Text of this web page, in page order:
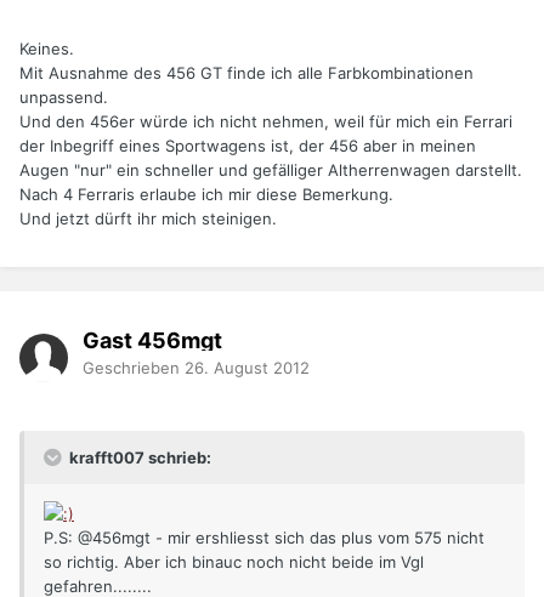
Keines.
Mit Ausnahme des 456 GT finde ich alle Farbkombinationen
unpassend.
Und den 456er würde ich nicht nehmen, weil für mich ein Ferrari
der Inbegriff eines Sportwagens ist, der 456 aber in meinen
Augen "nur" ein schneller und gefälliger Altherrenwagen darstellt.
Nach 4 Ferraris erlaube ich mir diese Bemerkung.
Und jetzt dürft ihr mich steinigen.
Gast 456mgt
Geschrieben 26. August 2012
krafft007 schrieb:
P.S: @456mgt - mir ershliesst sich das plus vom 575 nicht
so richtig. Aber ich binauc noch nicht beide im Vgl
gefahren........